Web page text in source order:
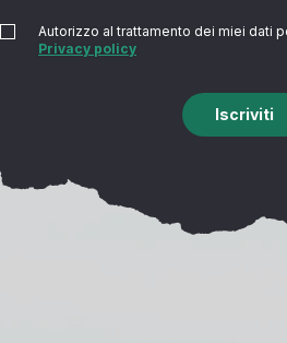
Autorizzo al trattamento dei miei dati
Privacy policy
Iscriviti